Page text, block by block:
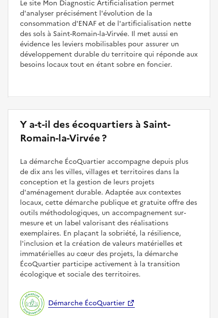
Le site Mon Diagnostic Artificialisation permet
d'analyser précisément l'évolution de la
consommation d'ENAF et de l'artificialisation nette
des sols à Saint-Romain-la-Virvée. Il met aussi en
évidence les leviers mobilisables pour assurer un
développement durable du territoire qui réponde aux
besoins locaux tout en étant sobre en foncier.
Y a-t-il des écoquartiers à Saint-
Romain-la-Virvée ?
La démarche ÉcoQuartier accompagne depuis plus
de dix ans les villes, villages et territoires dans la
conception et la gestion de leurs projets
d'aménagement durable. Adaptée aux contextes
locaux, cette démarche publique et gratuite offre des
outils méthodologiques, un accompagnement sur-
mesure et un label valorisant des réalisations
exemplaires. En plaçant la sobriété, la résilience,
l'inclusion et la création de valeurs matérielles et
immatérielles au cœur des projets, la démarche
ÉcoQuartier participe activement à la transition
écologique et sociale des territoires.
Démarche ÉcoQuartier